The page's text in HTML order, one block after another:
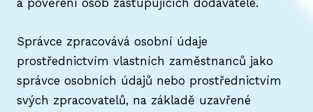
a pověření osob zastupujících dodavatele.
Správce zpracovává osobní údaje
prostřednictvím vlastních zaměstnanců jako
správce osobních údajů nebo prostřednictvím
svých zpracovatelů, na základě uzavřené